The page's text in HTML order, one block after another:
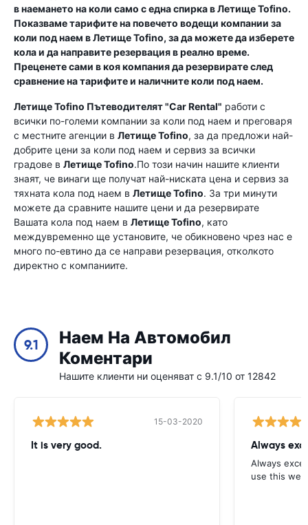
в наемането на коли само с една спирка вЛетище Tofino.
Показваме тарифите на повечето водещи компании за
коли под наем вЛетище Tofino, за да можете да изберете
кола и да направите резервация в реално време.
Преценете сами в коя компания да резервирате след
сравнение на тарифите и наличните коли под наем.
Летище Tofino Пътеводителят "Car Rental" работи с
всички по-големи компании за коли под наем и преговаря
с местните агенции в Летище Tofino, за да предложи най-
добрите цени за коли под наем и сервиз за всички
градове в Летище Tofino.По този начин нашите клиенти
знаят, че винаги ще получат най-ниската цена и сервиз за
тяхната кола под наем в Летище Tofino. За три минути
можете да сравните нашите цени и да резервирате
Вашата кола под наем в Летище Tofino, като
междувременно ще установите, че обикновено чрез нас е
много по-евтино да се направи резервация, отколкото
директно с компаниите.
9.1
Наем На Автомобил
Коментари
Нашите клиенти ни оценяват с 9.1/10 от 12842
15-03-2020
It is very good. Always
Always
use this